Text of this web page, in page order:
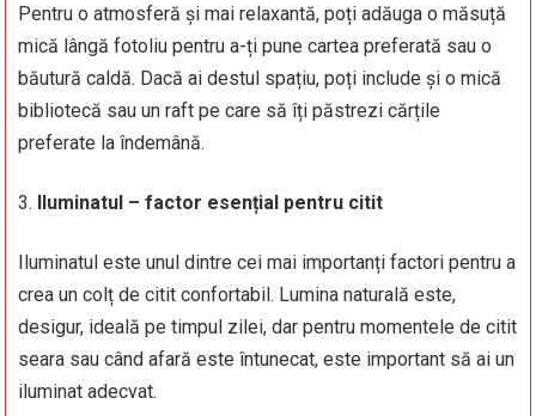
Pentru o atmosferă și mai relaxantă, poți adăuga o măsuță
mică lângă fotoliu pentru a-ți pune cartea preferată sau o
băutură caldă. Dacă ai destul spațiu, poți include și o mică
bibliotecă sau un raft pe care să îți păstrezi cărțile
preferate la îndemână.
Iluminatul – factor esențial pentru citit
Iluminatul este unul dintre cei mai importanți factori pentru a
crea un colț de citit confortabil. Lumina naturală este,
desigur, ideală pe timpul zilei, dar pentru momentele de citit
seara sau când afară este întunecat, este important să ai un
iluminat adecvat.